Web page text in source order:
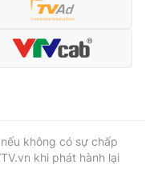
không có sự chấp
khi phát hành lại